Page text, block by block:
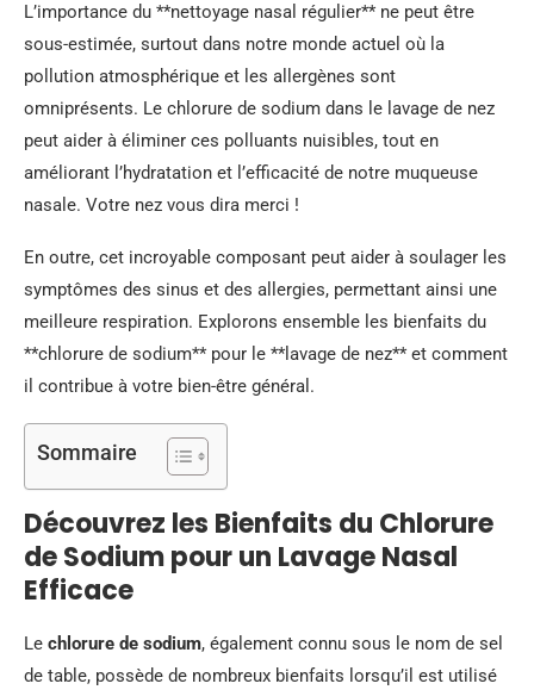
L’importance du **nettoyage nasal régulier** ne peut être
sous-estimée, surtout dans notre monde actuel où la
pollution atmosphérique et les allergènes sont
omniprésents. Le chlorure de sodium dans le lavage de nez
peut aider à éliminer ces polluants nuisibles, tout en
améliorant l’hydratation et l’efficacité de notre muqueuse
nasale. Votre nez vous dira merci !
En outre, cet incroyable composant peut aider à soulager les
symptômes des sinus et des allergies, permettant ainsi une
meilleure respiration. Explorons ensemble les bienfaits du
**chlorure de sodium** pour le **lavage de nez** et comment
il contribue à votre bien-être général.
Sommaire
Découvrez les Bienfaits du Chlorure
de Sodium pour un Lavage Nasal
Efficace
Le chlorure de sodium, également connu sous le nom de sel
de table, possède de nombreux bienfaits lorsqu’il est utilisé